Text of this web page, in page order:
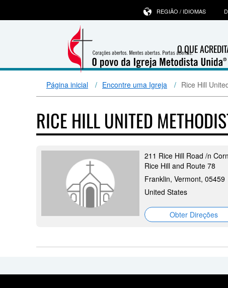
O QUE
REGIÃO / IDIOMAS
Página inicial Encontre uma Igreja Rice Hill
RICE HILL UNITED
211 Rice Hill Road /n
Rice Hill and Route 78
Franklin, Vermont, 05459
United States
Obter Direções